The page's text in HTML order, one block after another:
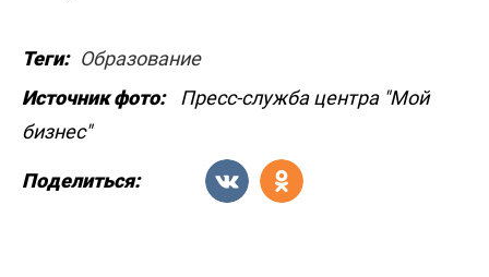
Теги: Образование
Источник фото:
Пресс-служба центра "Мой
бизнес"
Поделиться: